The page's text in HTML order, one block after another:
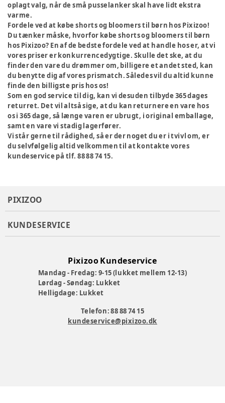
oplagt valg, når de små pusselanker skal have lidt ekstra
varme.
Fordele ved at købe shorts og bloomers til børn hos Pixizoo!
Du tænker måske, hvorfor købe shorts og bloomers til børn
hos Pixizoo? En af de bedste fordele ved at handle hos er, at vi
vores priser er konkurrencedygtige. Skulle det ske, at du
finder den vare du drømmer om, billigere et andet sted, kan
du benytte dig af vores prismatch. Således vil du altid kunne
finde den billigste pris hos os!
Som en god service til dig, kan vi desuden tilbyde 365 dages
returret. Det vil altså sige, at du kan returnere en vare hos
os i 365 dage, så længe varen er ubrugt, i original emballage,
samt en vare vi stadig lagerfører.
Vi står gerne til rådighed, så er der noget du er i tvivl om, er
du selvfølgelig altid velkommen til at kontakte vores
kundeservice på tlf. 88 88 74 15.
PIXIZOO
KUNDESERVICE
Pixizoo Kundeservice
Mandag - Fredag: 9-15 (lukket mellem 12-13)
Lørdag - Søndag: Lukket
Helligdage: Lukket
Telefon: 88 88 74 15
kundeservice@pixizoo.dk